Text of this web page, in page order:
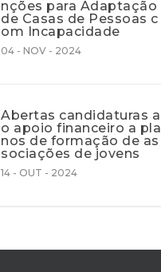
nções para Adaptação
de Casas de Pessoas c
om Incapacidade
04 - NOV - 2024
Abertas candidaturas a
o apoio financeiro a pla
nos de formação de as
sociações de jovens
14 - OUT - 2024